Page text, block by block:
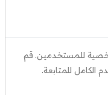
للمستخدمين. قم
للمتابعة.